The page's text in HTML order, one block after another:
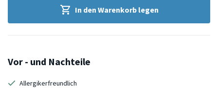
In den Warenkorb legen
Vor - und Nachteile
Allergikerfreundlich